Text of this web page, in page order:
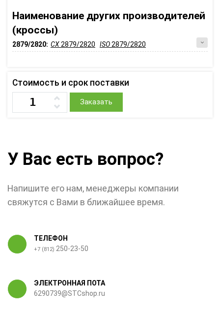
Наименование других производителей
(кроссы)
2879/2820: CX2879/2820 ISO2879/2820
Стоимость и срок поставки
Заказать
У Вас есть вопрос?
Напишите его нам, менеджеры компании
свяжутся с Вами в ближайшее время.
ТЕЛЕФОН
+7 (812) 250-23-50
ЭЛЕКТРОННАЯ ПОТА
6290739@STCshop.ru